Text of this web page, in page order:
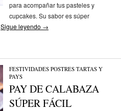
para acompañar tus pasteles y
cupcakes. Su sabor es súper
Sigue leyendo →
FESTIVIDADES/POSTRES/TARTAS Y
PAYS
PAY DE CALABAZA
SÚPER FÁCIL